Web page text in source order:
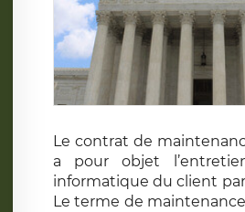
Le contrat de
a pour objet
informatique du client
Le terme de